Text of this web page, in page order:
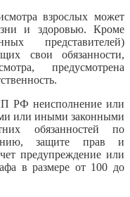
взрослых может
и здоровью. Кроме
представителей)
свои обязанности,
предусмотрена
РФ неисполнение или
или иными законными
обязанностей по
защите прав и
предупреждение или
в размере от 100 до